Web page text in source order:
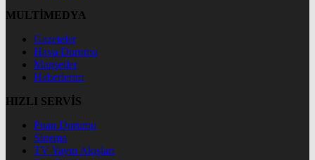
MULTİMEDYA
Gazeteler
Hava Durumu
Manşetler
Haberlerim
HIZLI SERVİS
Puan Durumu
Sinema
TV Yayın Akışları